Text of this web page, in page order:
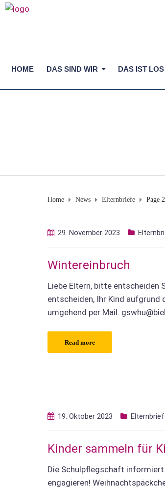
HOME DAS SIND WIR DAS IST LOS
Home News Elternbriefe Page 2
29. November 2023
Wintereinbruch
Liebe Eltern, bitte entscheiden
entscheiden, Ihr Kind aufgrund
umgehend per Mail.
Read more
19. Oktober 2023
Kinder sammeln für
Die Schulpflegschaft
engagieren!